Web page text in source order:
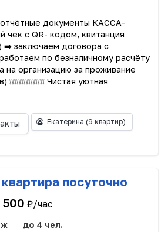
документы КАССА-
с QR- кодом, квитанция
➡️ заключаем договора с
по безналичному расчёту
на организацию за проживание
Чистая уютная
Екатерина (9 квартир)
посуточно
500 ₽/час
до 4 чел.